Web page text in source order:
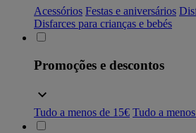
Acessórios Festas e aniversários
Disfarces para crianças e bebés
Promoções e descontos
Tudo a menos de 15€ Tudo a